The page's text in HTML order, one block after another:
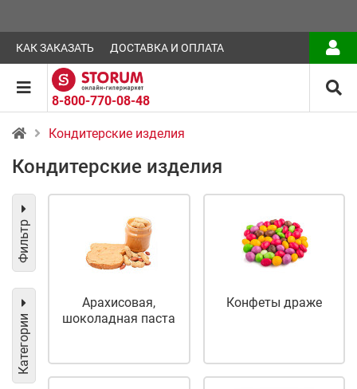
КАК ЗАКАЗАТЬ ДОСТАВКА И ОПЛАТА
8-800-770-08-48
Кондитерские изделия
Кондитерские изделия
Фильтр
Категории
Арахисовая,
шоколадная паста
Конфеты драже